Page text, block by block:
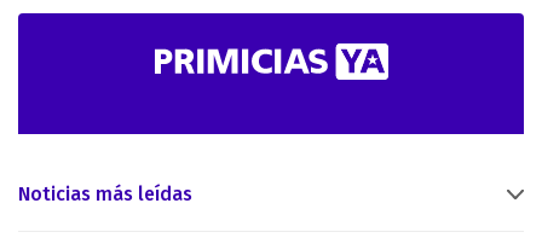
Noticias más leídas